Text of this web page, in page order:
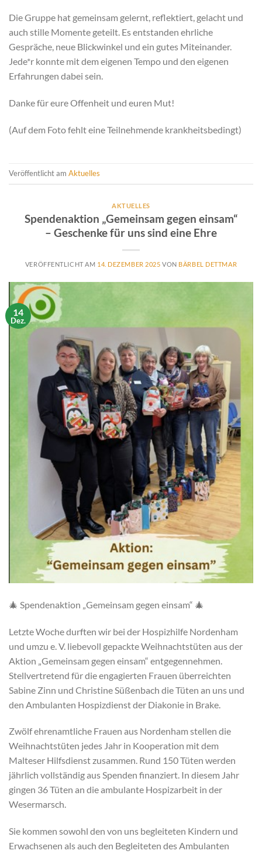
Die Gruppe hat gemeinsam gelernt, reflektiert, gelacht und
auch stille Momente geteilt. Es entstanden ehrliche
Gespräche, neue Blickwinkel und ein gutes Miteinander.
Jede*r konnte mit dem eigenen Tempo und den eigenen
Erfahrungen dabei sein.
Danke für eure Offenheit und euren Mut!
(Auf dem Foto fehlt eine Teilnehmende krankheitsbedingt)
Veröffentlicht am Aktuelles
AKTUELLES
Spendenaktion „Gemeinsam gegen einsam“
– Geschenke für uns sind eine Ehre
VERÖFFENTLICHT AM 14. DEZEMBER 2025 VON BÄRBEL DETTMAR
14
Dez.
🎄 Spendenaktion „Gemeinsam gegen einsam“ 🎄
Letzte Woche durften wir bei der Hospizhilfe Nordenham
und umzu e. V. liebevoll gepackte Weihnachtstüten aus der
Aktion „Gemeinsam gegen einsam“ entgegennehmen.
Stellvertretend für die engagierten Frauen überreichten
Sabine Zinn und Christine Süßenbach die Tüten an uns und
den Ambulanten Hospizdienst der Diakonie in Brake.
Zwölf ehrenamtliche Frauen aus Nordenham stellen die
Weihnachtstüten jedes Jahr in Kooperation mit dem
Malteser Hilfsdienst zusammen. Rund 150 Tüten werden
jährlich vollständig aus Spenden finanziert. In diesem Jahr
gingen 36 Tüten an die ambulante Hospizarbeit in der
Wesermarsch.
Sie kommen sowohl den von uns begleiteten Kindern und
Erwachsenen als auch den Begleiteten des Ambulanten